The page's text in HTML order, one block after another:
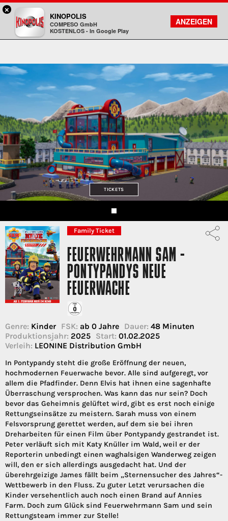
Kinopolis
FILMSUCHE
KONTO
TICKETS
Family Ticket
FEUERWEHRMANN SAM -
PONTYPANDYS NEUE
FEUERWACHE
Genre: Kinder FSK: ab 0 Jahre Dauer: 48 Minuten
Produktionsjahr: 2025 Start: 01.02.2025
Verleih: LEONINE Distribution GmbH
In Pontypandy steht die große Eröffnung der neuen,
hochmodernen Feuerwache bevor. Alle sind aufgeregt, vor
allem die Pfadfinder. Denn Elvis hat ihnen eine sagenhafte
Überraschung versprochen. Was kann das nur sein? Doch
bevor das Geheimnis gelüftet wird, gibt es erst noch einige
Rettungseinsätze zu meistern. Sarah muss von einem
Felsvorsprung gerettet werden, auf dem sie bei ihren
Dreharbeiten für einen Film über Pontypandy gestrandet ist.
Peter verläuft sich mit Katy Knüller im Wald, weil er der
Reporterin unbedingt einen waghalsigen Wanderweg zeigen
will, den er sich allerdings ausgedacht hat. Und der
überehrgeizige James fällt beim „Sternensucher des Jahres“-
Wettbewerb in den Fluss. Zu guter Letzt verursachen die
Kinder versehentlich auch noch einen Brand auf Annies
Farm. Doch zum Glück sind Feuerwehrmann Sam und sein
Rettungsteam immer zur Stelle!
×
KINOPOLIS
COMPESO GmbH
KOSTENLOS - In Google Play
ANZEIGEN